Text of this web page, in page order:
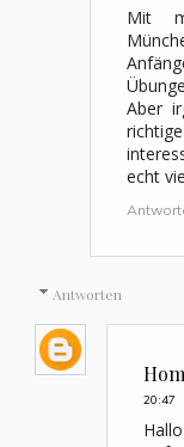
Mit
Aber
echt
Antworten
20:47